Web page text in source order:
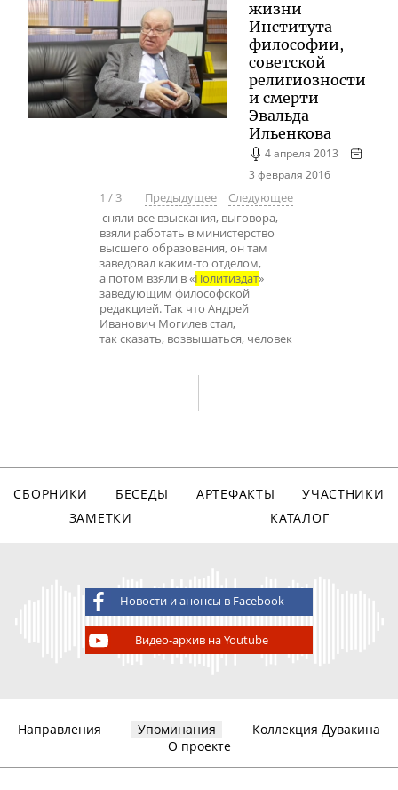
жизни
Института
философии,
советской
религиозности
и смерти
Эвальда
Ильенкова
4 апреля 2013
3 февраля 2016
1 /3 Предыдущее
Следующее
сняли все взыскания, выговора,
взяли работать в министерство
высшего образования, он там
заведовал каким-то отделом,
а потом взяли в «Политиздат»
заведующим философской
редакцией. Так что Андрей
Иванович Могилев стал,
так сказать, возвышаться, человек
СБОРНИКИ БЕСЕДЫ АРТЕФАКТЫ
УЧАСТНИКИ
ЗАМЕТКИ
КАТАЛОГ
Новости и анонсы в Facebook
Видео-архив на Youtube
Направления Упоминания
Коллекция Дувакина
О проекте